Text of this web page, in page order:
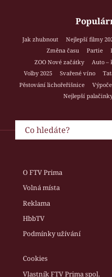
Jak zhubnout Nejlepší filmy
Změna času
Partie
ZOO Nové začátky
Auto –
Volby 2025
Svařené víno
Pěstování lichořeřišnice
Nejlepší
O FTV Prima
Volná místa
Reklama
HbbTV
Podmínky užívání
Cookies
Vlastník FTV Prima spol.